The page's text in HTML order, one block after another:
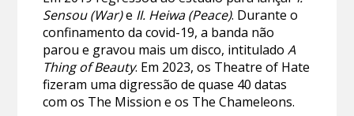
Sensou (War)e II. Heiwa (Peace). Durante o
confinamento da covid-19, a banda não
parou e gravou mais um disco, intituladoA
Thing of Beauty. Em 2023, os Theatre of Hate
fizeram uma digressão de quase 40 datas
com os The Mission e os The Chameleons.